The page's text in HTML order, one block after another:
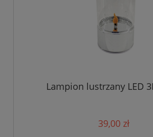
Lampion lustrzany LED
39,00 zł